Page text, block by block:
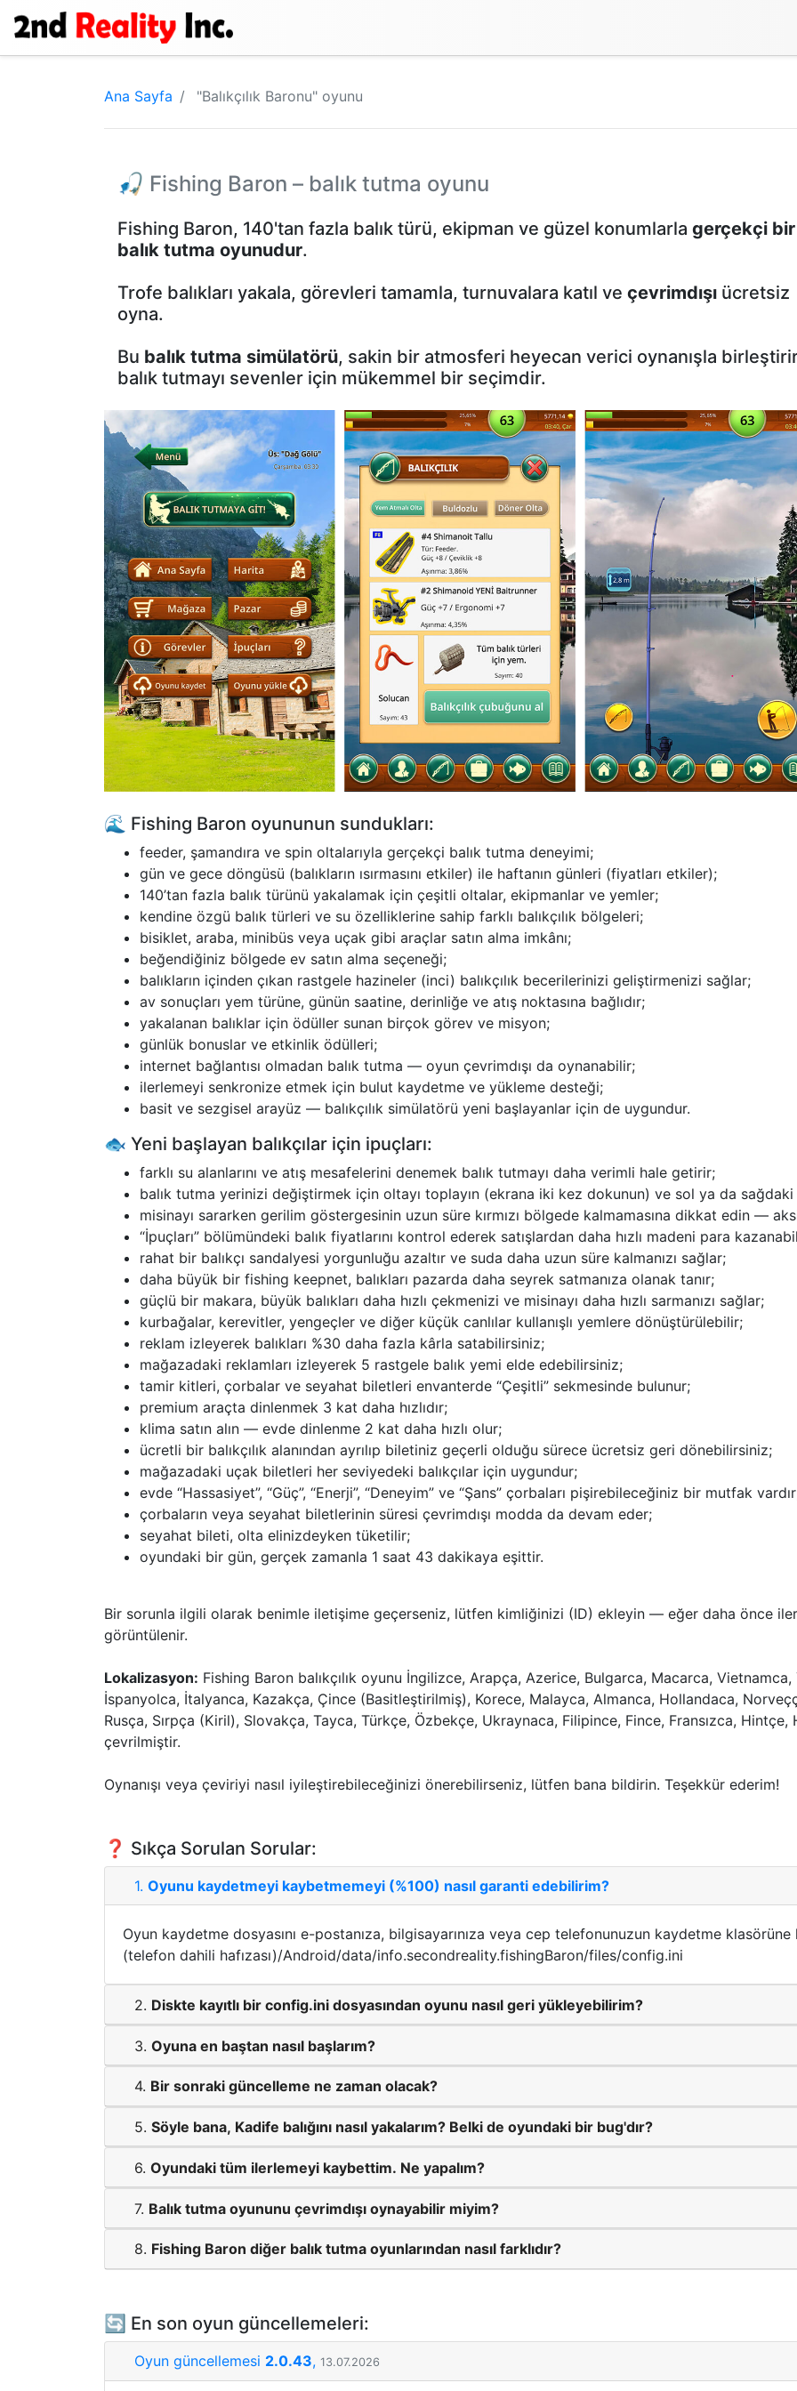
Ana Sayfa "Balıkçılık Baronu" oyunu
🎣 Fishing Baron – balık tutma oyunu
Fishing Baron, 140'tan fazla balık türü, ekipman ve güzel konumlarla gerçekçi bir
balık tutma oyunudur.
Trofe balıkları yakala, görevleri tamamla, turnuvalara katıl ve çevrimdışı ücretsiz
oyna.
Bu balık tutma simülatörü, sakin bir atmosferi heyecan verici oynanışla
balık tutmayı sevenler için mükemmel bir seçimdir.
🌊 Fishing Baron oyununun sundukları:
feeder, şamandıra ve spin oltalarıyla gerçekçi balık tutma deneyimi;
gün ve gece döngüsü (balıkların ısırmasını etkiler) ile haftanın günleri (fiyatları etkiler);
140’tan fazla balık türünü yakalamak için çeşitli oltalar, ekipmanlar ve yemler;
kendine özgü balık türleri ve su özelliklerine sahip farklı balıkçılık bölgeleri;
bisiklet, araba, minibüs veya uçak gibi araçlar satın alma imkânı;
beğendiğiniz bölgede ev satın alma seçeneği;
balıkların içinden çıkan rastgele hazineler (inci) balıkçılık becerilerinizi geliştirmenizi sağlar;
av sonuçları yem türüne, günün saatine, derinliğe ve atış noktasına bağlıdır;
yakalanan balıklar için ödüller sunan birçok görev ve misyon;
günlük bonuslar ve etkinlik ödülleri;
internet bağlantısı olmadan balık tutma — oyun çevrimdışı da oynanabilir;
ilerlemeyi senkronize etmek için bulut kaydetme ve yükleme desteği;
basit ve sezgisel arayüz — balıkçılık simülatörü yeni başlayanlar için de uygundur.
🐟 Yeni başlayan balıkçılar için ipuçları:
farklı su alanlarını ve atış mesafelerini denemek balık tutmayı daha verimli hale getirir;
balık tutma yerinizi değiştirmek için oltayı toplayın (ekrana iki kez dokunun) ve sol ya da sağdaki
misinayı sararken gerilim göstergesinin uzun süre kırmızı bölgede kalmamasına dikkat edin —
“İpuçları” bölümündeki balık fiyatlarını kontrol ederek satışlardan daha hızlı madeni para
rahat bir balıkçı sandalyesi yorgunluğu azaltır ve suda daha uzun süre kalmanızı sağlar;
daha büyük bir fishing keepnet, balıkları pazarda daha seyrek satmanıza olanak tanır;
güçlü bir makara, büyük balıkları daha hızlı çekmenizi ve misinayı daha hızlı sarmanızı sağlar;
kurbağalar, kerevitler, yengeçler ve diğer küçük canlılar kullanışlı yemlere dönüştürülebilir;
reklam izleyerek balıkları %30 daha fazla kârla satabilirsiniz;
mağazadaki reklamları izleyerek 5 rastgele balık yemi elde edebilirsiniz;
tamir kitleri, çorbalar ve seyahat biletleri envanterde “Çeşitli” sekmesinde bulunur;
premium araçta dinlenmek 3 kat daha hızlıdır;
klima satın alın — evde dinlenme 2 kat daha hızlı olur;
ücretli bir balıkçılık alanından ayrılıp biletiniz geçerli olduğu sürece ücretsiz geri dönebilirsiniz;
mağazadaki uçak biletleri her seviyedeki balıkçılar için uygundur;
evde “Hassasiyet”, “Güç”, “Enerji”, “Deneyim” ve “Şans” çorbaları pişirebileceğiniz bir mutfak
çorbaların veya seyahat biletlerinin süresi çevrimdışı modda da devam eder;
seyahat bileti, olta elinizdeyken tüketilir;
oyundaki bir gün, gerçek zamanla 1 saat 43 dakikaya eşittir.
Bir sorunla ilgili olarak benimle iletişime geçerseniz, lütfen kimliğinizi (ID) ekleyin — eğer daha önce
görüntülenir.
Lokalizasyon: Fishing Baron balıkçılık oyunu İngilizce, Arapça, Azerice, Bulgarca, Macarca,
İspanyolca, İtalyanca, Kazakça, Çince (Basitleştirilmiş), Korece, Malayca, Almanca, Hollandaca,
Rusça, Sırpça (Kiril), Slovakça, Tayca, Türkçe, Özbekçe, Ukraynaca, Filipince, Fince, Fransızca,
çevrilmiştir.
Oynanışı veya çeviriyi nasıl iyileştirebileceğinizi önerebilirseniz, lütfen bana bildirin. Teşekkür ederim!
❓ Sıkça Sorulan Sorular:
1. Oyunu kaydetmeyi kaybetmemeyi (%100) nasıl garanti edebilirim?
Oyun kaydetme dosyasını e-postanıza, bilgisayarınıza veya cep telefonunuzun kaydetme
(telefon dahili hafızası)/Android/data/info.secondreality.fishingBaron/files/config.ini
2. Diskte kayıtlı bir config.ini dosyasından oyunu nasıl geri yükleyebilirim?
3. Oyuna en baştan nasıl başlarım?
4. Bir sonraki güncelleme ne zaman olacak?
5. Söyle bana, Kadife balığını nasıl yakalarım? Belki de oyundaki bir bug'dır?
6. Oyundaki tüm ilerlemeyi kaybettim. Ne yapalım?
7. Balık tutma oyununu çevrimdışı oynayabilir miyim?
8. Fishing Baron diğer balık tutma oyunlarından nasıl farklıdır?
🔄 En son oyun güncellemeleri:
Oyun güncellemesi 2.0.43, 13.07.2026